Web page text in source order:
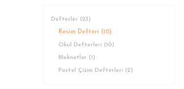
Defterler (23)
Resim Defteri (10)
Okul Defterleri (10)
Bloknotlar (1)
Pastel Çizim Defterleri (2)